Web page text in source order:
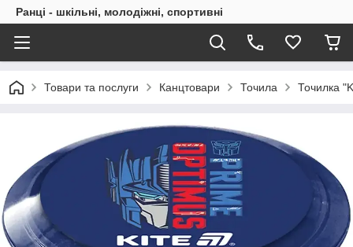
Ранці - шкільні, молодіжні, спортивні
Товари та послуги Канцтовари Точила Точилка